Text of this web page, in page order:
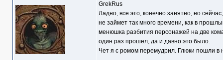
GrekRus
Ладно, все это, конечно занятно, но
не займет так много времени, как в
менюшка разбития персонажей на две
один раз прошел, да и давно это было.
Чет я с ромом перемудрил. Глюки пошли в